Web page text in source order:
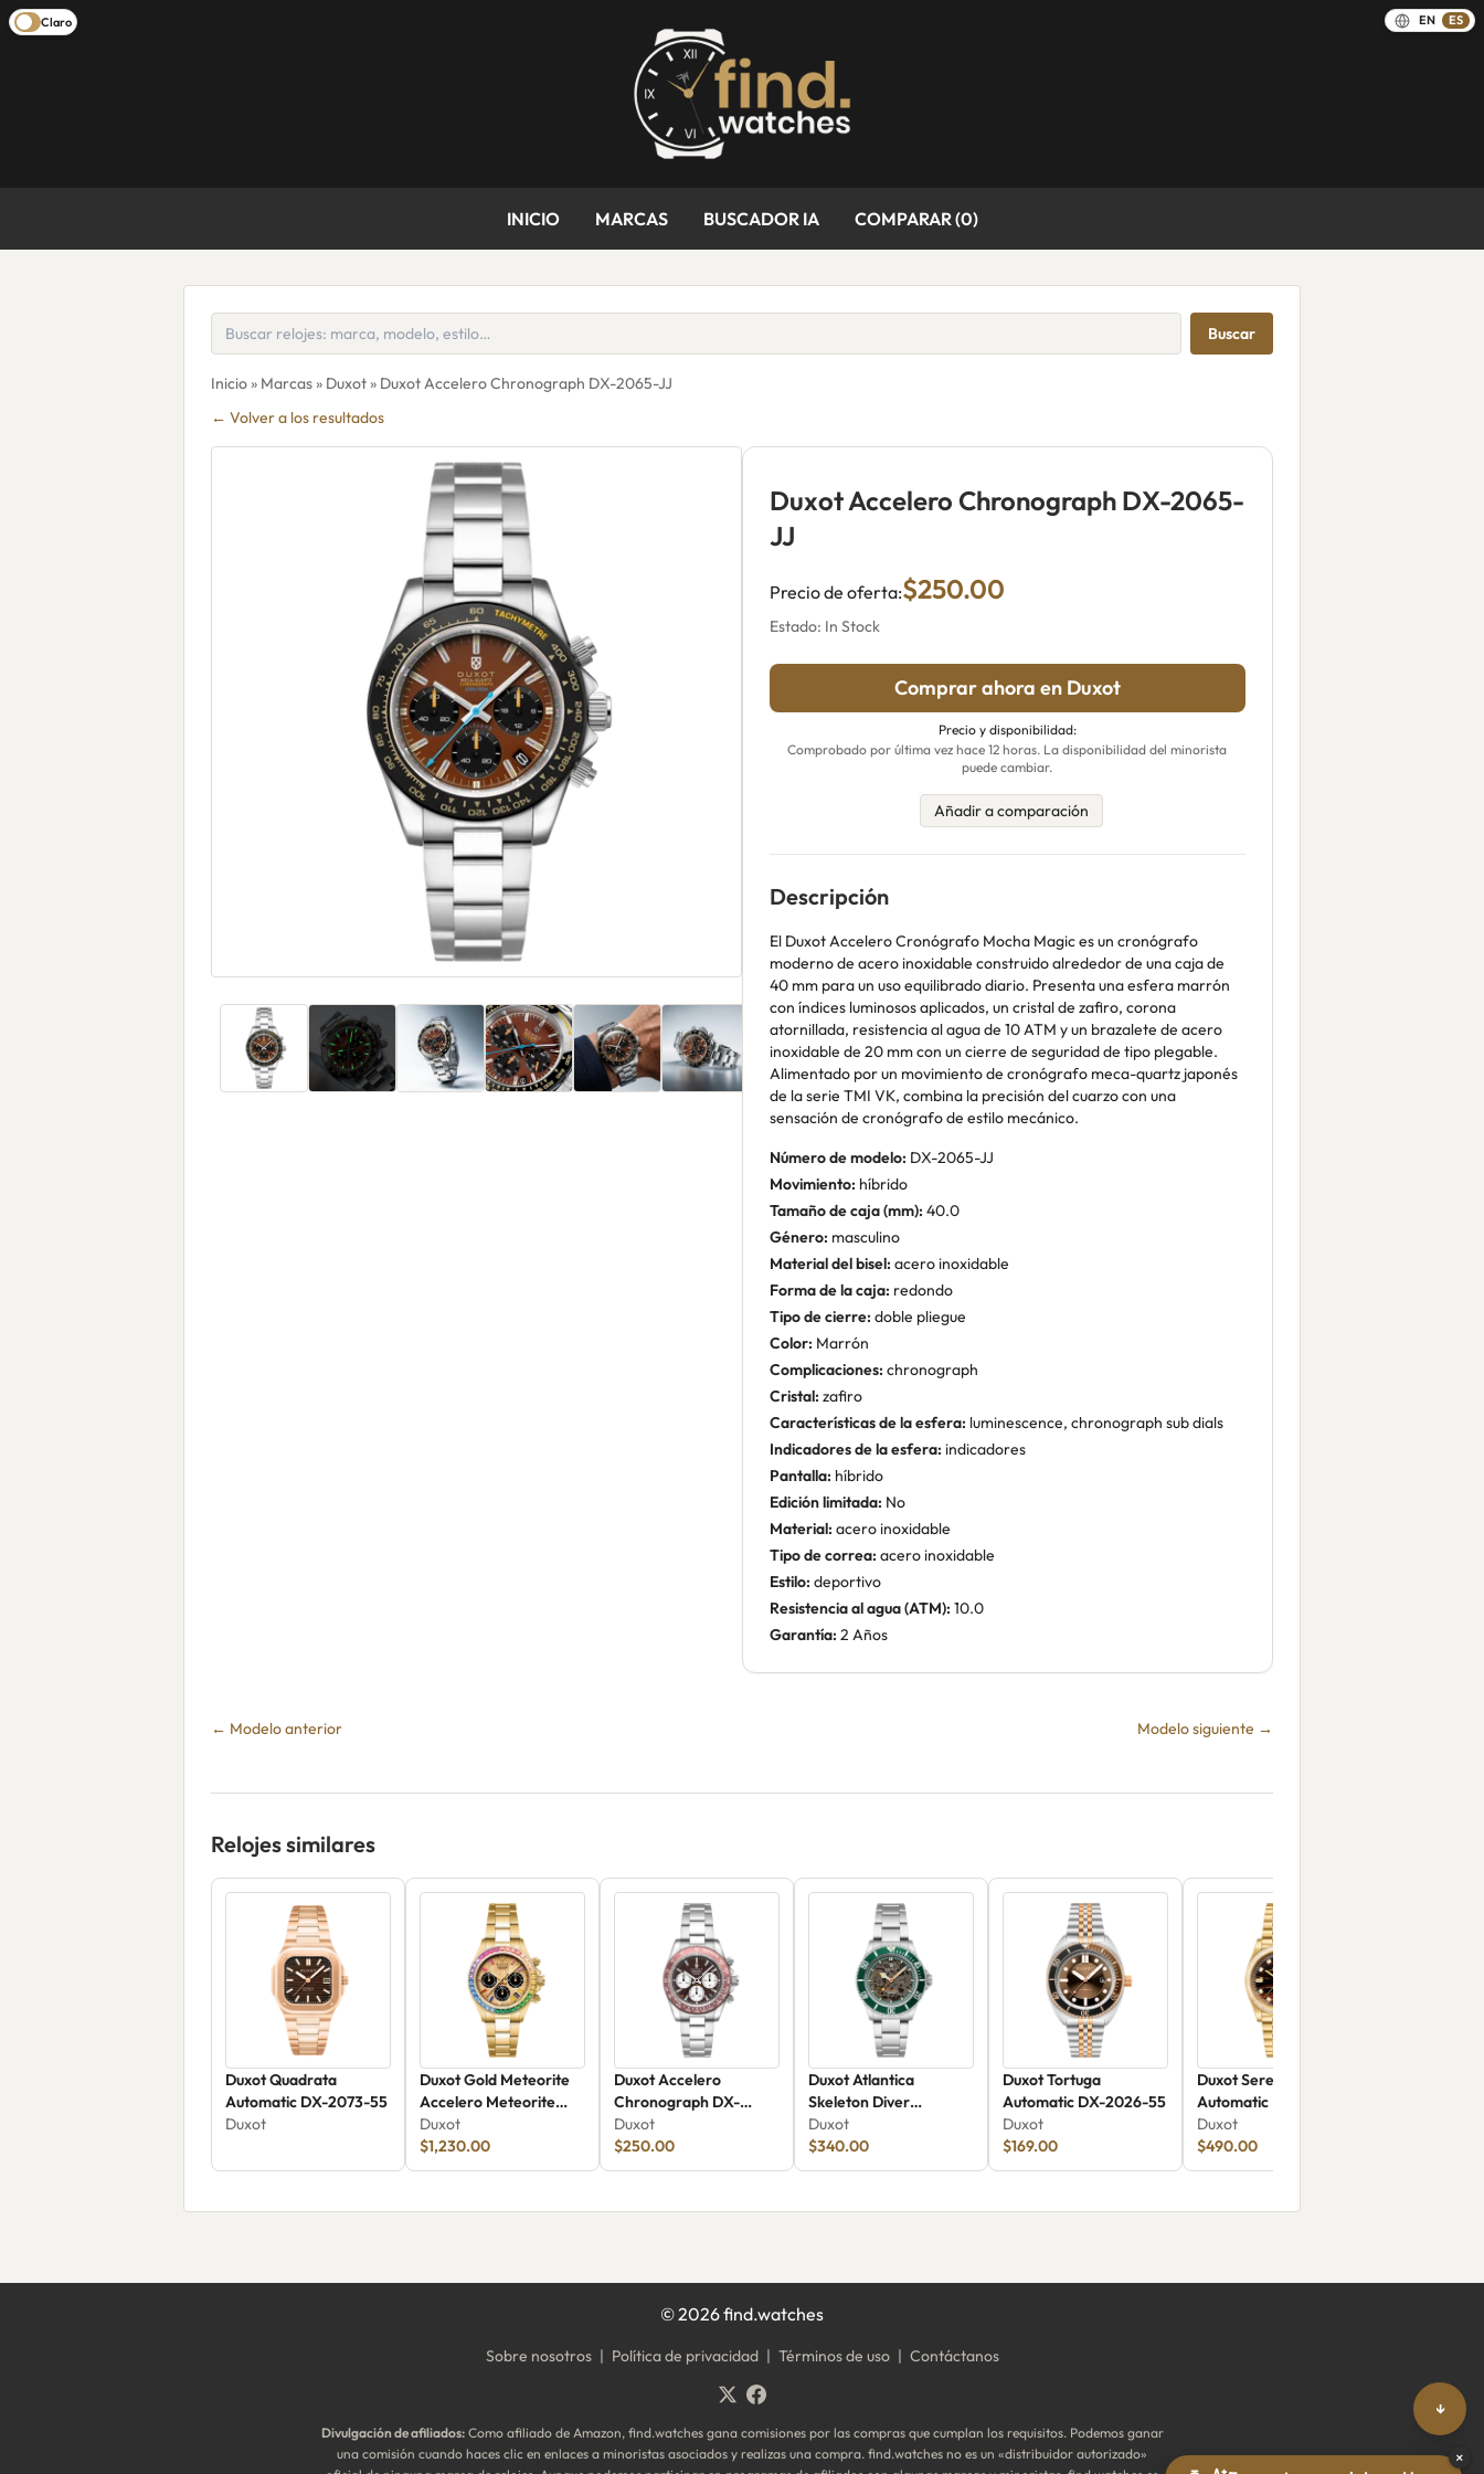
Claro EN ES
INICIO MARCAS BUSCADOR IA COMPARAR (0)
Buscar
Inicio» Marcas» Duxot» Duxot Accelero Chronograph DX-2065-JJ
← Volver a los resultados
Duxot Accelero Chronograph DX-2065-
JJ
Precio de oferta:$250.00
Estado: In Stock
Comprar ahora en Duxot
Precio y disponibilidad:
Comprobado por última vez hace 12 horas. La disponibilidad del minorista
puede cambiar.
Añadir a comparación
Descripción
El Duxot Accelero Cronógrafo Mocha Magic es un cronógrafo
moderno de acero inoxidable construido alrededor de una caja de
40 mm para un uso equilibrado diario. Presenta una esfera marrón
con índices luminosos aplicados, un cristal de zafiro, corona
atornillada, resistencia al agua de 10 ATM y un brazalete de acero
inoxidable de 20 mm con un cierre de seguridad de tipo plegable.
Alimentado por un movimiento de cronógrafo meca-quartz japonés
de la serie TMI VK, combina la precisión del cuarzo con una
sensación de cronógrafo de estilo mecánico.
Número de modelo: DX-2065-JJ
Movimiento: híbrido
Tamaño de caja (mm): 40.0
Género: masculino
Material del bisel: acero inoxidable
Forma de la caja: redondo
Tipo de cierre: doble pliegue
Color: Marrón
Complicaciones: chronograph
Cristal: zafiro
Características de la esfera: luminescence, chronograph sub dials
Indicadores de la esfera: indicadores
Pantalla: híbrido
Edición limitada: No
Material: acero inoxidable
Tipo de correa: acero inoxidable
Estilo: deportivo
Resistencia al agua (ATM): 10.0
Garantía: 2 Años
← Modelo anterior Modelo siguiente →
Relojes similares
Duxot Quadrata
Automatic DX-2073-55
Duxot
Duxot Gold Meteorite
Accelero Meteorite
DX-2071-33
Duxot
$1,230.00
Duxot Accelero
Chronograph DX-
2065-99
Duxot
$250.00
Duxot Atlantica
Skeleton Diver
Automatic DX-2067-33
Duxot
$340.00
Duxot Tortuga
Automatic DX-2026-55
Duxot
$169.00
Duxot Serenata
Automatic Limited
Edition Tiger Eye DX-
2058-EE
Duxot
$490.00
©2026find.watches
Sobre nosotros | Política de privacidad | Términos de uso | Contáctanos
Divulgación de afiliados:Como afiliado de Amazon, find.watches gana comisiones por las compras que cumplan los requisitos. Podemos ganar
una comisión cuando haces clic en enlaces a minoristas asociados y realizas una compra. find.watches no es un «distribuidor autorizado»
↓
×